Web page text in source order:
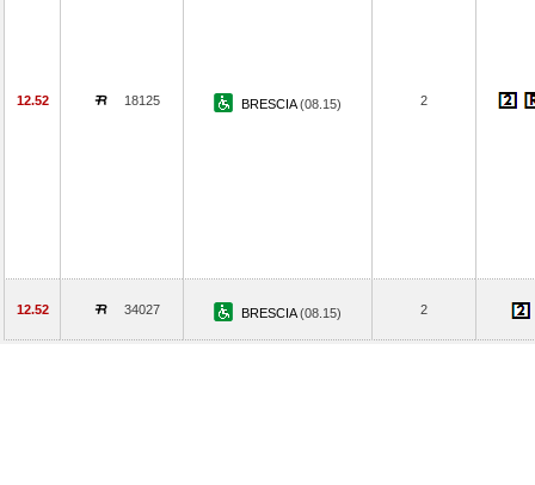
12.52 18125 BRESCIA(08.15) 2
12.52 34027 BRESCIA(08.15) 2